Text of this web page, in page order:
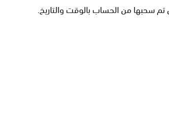
تم سحبها من الحساب بالوقت والتاريخ.